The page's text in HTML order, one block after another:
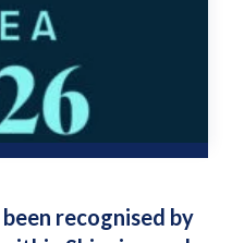
recognised by